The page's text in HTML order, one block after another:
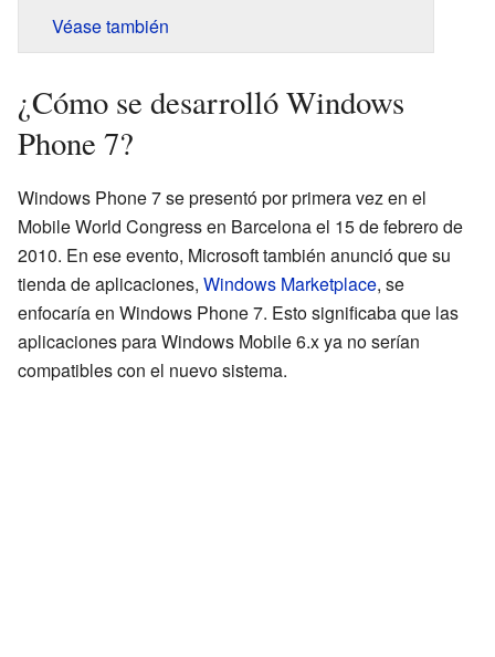
Véase también
¿Cómo se desarrolló Windows
Phone 7?
Windows Phone 7 se presentó por primera vez en el
Mobile World Congress en Barcelona el 15 de febrero de
2010. En ese evento, Microsoft también anunció que su
tienda de aplicaciones, Windows Marketplace, se
enfocaría en Windows Phone 7. Esto significaba que las
aplicaciones para Windows Mobile 6.x ya no serían
compatibles con el nuevo sistema.